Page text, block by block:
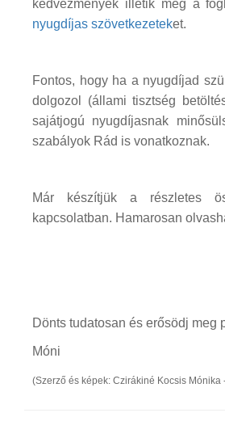
kedvezmények illetik meg a
nyugdíjas szövetkezeteket.
Fontos, hogy ha a nyugdíjad
dolgozol (állami tisztség
sajátjogú nyugdíjasnak
szabályok Rád is vonatkoznak.
Már készítjük a részletes
kapcsolatban. Hamarosan
Dönts tudatosan és erősödj meg
Móni
(Szerző és képek: Czirákiné Kocsis Mónika